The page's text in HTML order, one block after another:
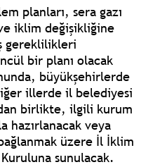
planları, sera gazı
iklim değişikliğine
gereklilikleri
bir planı olacak
büyükşehirlerde
illerde il belediyesi
birlikte, ilgili kurum
hazırlanacak veya
üzere İl İklim
sunulacak.